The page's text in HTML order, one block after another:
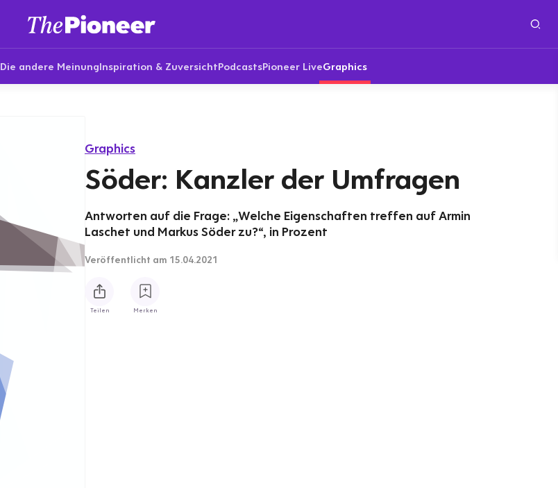
Die andere MeinungInspiration & ZuversichtPodcastsPioneer LiveGraphics
Graphics
Söder: Kanzler der Umfragen
Antworten auf die Frage: „Welche Eigenschaften treffen auf Armin
Laschet und Markus Söder zu?“, in Prozent
Veröffentlicht am 15.04.2021
Teilen Merken